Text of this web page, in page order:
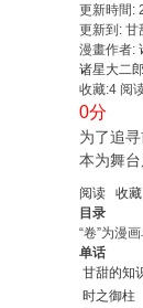
更新時間:
更新到: 甘
漫畫作者:
诸星大二
收藏:4 阅
0分
为了追
本为舞台
阅读
收藏
目录
“卷”为漫
单话
甘甜的知
时之御柱